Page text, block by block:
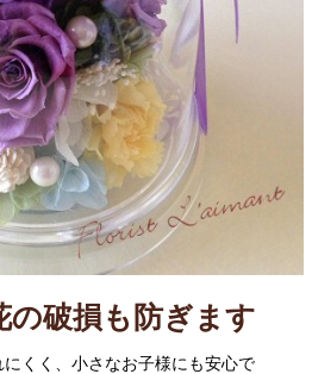
の破損も防ぎます
くく、小さなお子様にも安心で